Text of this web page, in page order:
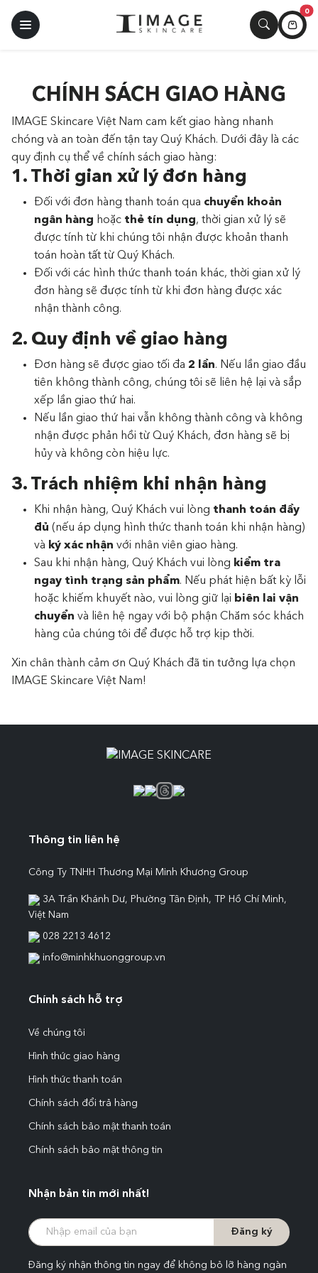
0
CHÍNH SÁCH GIAO HÀNG
IMAGE Skincare Việt Nam cam kết giao hàng nhanh
chóng và an toàn đến tận tay Quý Khách. Dưới đây là các
quy định cụ thể về chính sách giao hàng:
1. Thời gian xử lý đơn hàng
Đối với đơn hàng thanh toán qua chuyển khoản
ngân hàng hoặc thẻ tín dụng, thời gian xử lý sẽ
được tính từ khi chúng tôi nhận được khoản thanh
toán hoàn tất từ Quý Khách.
Đối với các hình thức thanh toán khác, thời gian xử lý
đơn hàng sẽ được tính từ khi đơn hàng được xác
nhận thành công.
2. Quy định về giao hàng
Đơn hàng sẽ được giao tối đa 2 lần. Nếu lần giao đầu
tiên không thành công, chúng tôi sẽ liên hệ lại và sắp
xếp lần giao thứ hai.
Nếu lần giao thứ hai vẫn không thành công và không
nhận được phản hồi từ Quý Khách, đơn hàng sẽ bị
hủy và không còn hiệu lực.
3. Trách nhiệm khi nhận hàng
Khi nhận hàng, Quý Khách vui lòng thanh toán đầy
đủ (nếu áp dụng hình thức thanh toán khi nhận hàng)
và ký xác nhận với nhân viên giao hàng.
Sau khi nhận hàng, Quý Khách vui lòng kiểm tra
ngay tình trạng sản phẩm. Nếu phát hiện bất kỳ lỗi
hoặc khiếm khuyết nào, vui lòng giữ lại biên lai vận
chuyển và liên hệ ngay với bộ phận Chăm sóc khách
hàng của chúng tôi để được hỗ trợ kịp thời.
Xin chân thành cảm ơn Quý Khách đã tin tưởng lựa chọn
IMAGE Skincare Việt Nam!
Thông tin liên hệ
Công Ty TNHH Thương Mại Minh Khương Group
3A Trần Khánh Dư, Phường Tân Định, TP Hồ Chí Minh,
Việt Nam
028 2213 4612
info@minhkhuonggroup.vn
Chính sách hỗ trợ
Về chúng tôi
Hình thức giao hàng
Hình thức thanh toán
Chính sách đổi trả hàng
Chính sách bảo mật thanh toán
Chính sách bảo mật thông tin
Nhận bản tin mới nhất!
Đăng ký
Đăng ký nhận thông tin ngay để không bỏ lỡ hàng ngàn